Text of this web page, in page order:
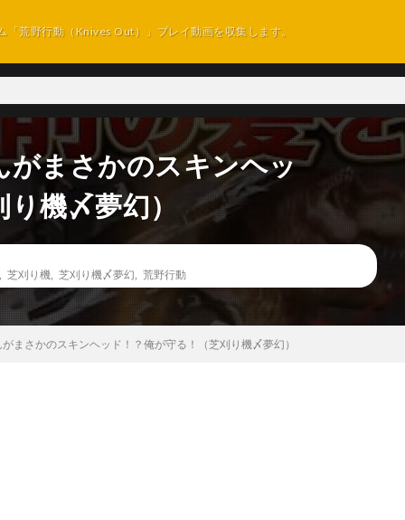
「荒野行動（Knives Out）」プレイ動画を収集します。
がまさかのスキンヘッ
機〆夢幻）
芝刈り機 芝刈り機〆夢幻 荒野行動
がまさかのスキンヘッド！？俺が守る！（芝刈り機〆夢幻）